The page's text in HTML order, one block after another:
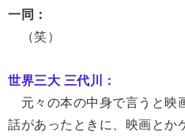
一同：
（笑）
世界三大 三代川：
元々の本の中身で言うと映
話があったときに、映画とか